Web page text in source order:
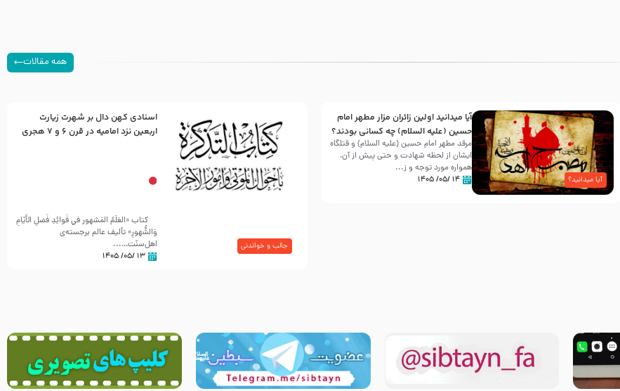
همه مقالات
آیا میدانید؟
آیا میدانید اولین زائران مزار مطهر امام
حسین (علیه السلام) چه کسانی بودند؟
مرقد مطهر امام حسین (علیه السلام) و قتلگاه
ایشان از لحظه شهادت و حتی پیش از آن،
همواره مورد توجه و ز...
۱۴ /۰۵/ ۱۴۰۵
جالب و خواندنی
اسنادی کهن دال بر شهرت زیارت
اربعین نزد امامیه در قرن ۶ و ۷ هجری
کتاب «العَلَمُ المَشهور في فَوائِدِ فَضلِ الأيّامِ
وَالشُّهورِ» تألیف عالم برجسته‌ی
اهل‌سنّت…...
۱۳ /۰۵/ ۱۴۰۵